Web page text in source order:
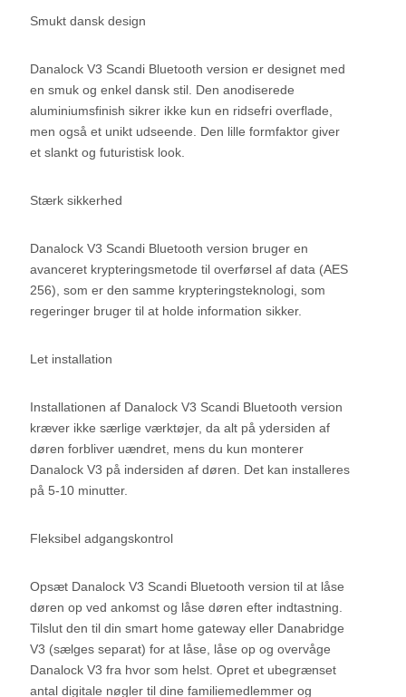
Smukt dansk design
Danalock V3 Scandi Bluetooth version er designet med
en smuk og enkel dansk stil. Den anodiserede
aluminiumsfinish sikrer ikke kun en ridsefri overflade,
men også et unikt udseende. Den lille formfaktor giver
et slankt og futuristisk look.
Stærk sikkerhed
Danalock V3 Scandi Bluetooth version bruger en
avanceret krypteringsmetode til overførsel af data (AES
256), som er den samme krypteringsteknologi, som
regeringer bruger til at holde information sikker.
Let installation
Installationen af Danalock V3 Scandi Bluetooth version
kræver ikke særlige værktøjer, da alt på ydersiden af
døren forbliver uændret, mens du kun monterer
Danalock V3 på indersiden af døren. Det kan installeres
på 5-10 minutter.
Fleksibel adgangskontrol
Opsæt Danalock V3 Scandi Bluetooth version til at låse
døren op ved ankomst og låse døren efter indtastning.
Tilslut den til din smart home gateway eller Danabridge
V3 (sælges separat) for at låse, låse op og overvåge
Danalock V3 fra hvor som helst. Opret et ubegrænset
antal digitale nøgler til dine familiemedlemmer og